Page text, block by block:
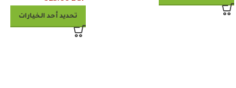
تحديد أحد الخيارات